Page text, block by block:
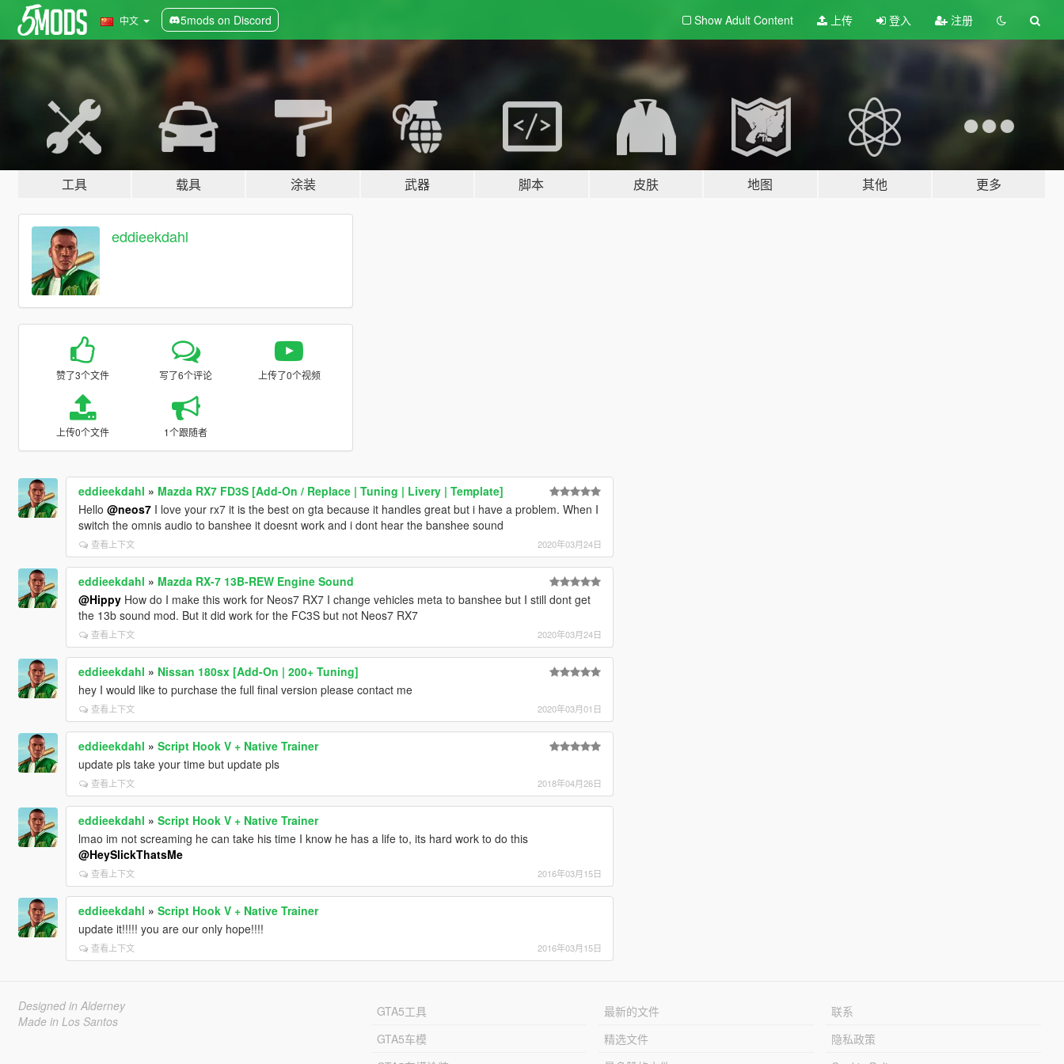
中文 5mods on Discord Show Adult Content 上传 登入 注册
工具 载具 涂装 武器 脚本 皮肤 地图 其他 更多
eddieekdahl
赞了3个文件 写了6个评论 上传了0个视频
上传0个文件 1个跟随者
eddieekdahl » Mazda RX7 FD3S [Add-On / Replace | Tuning | Livery | Template]
Hello @neos7I love your rx7 it is the best on gta because it handles great but i have a problem. When I
switch the omnis audio to banshee it doesnt work and i dont hear the banshee sound
查看上下文 2020年03月24日
eddieekdahl » Mazda RX-7 13B-REW Engine Sound
@HippyHow do I make this work for Neos7 RX7 I change vehicles meta to banshee but I still dont get
the 13b sound mod. But it did work for the FC3S but not Neos7 RX7
查看上下文 2020年03月24日
eddieekdahl » Nissan 180sx [Add-On | 200+ Tuning]
hey I would like to purchase the full final version please contact me
查看上下文 2020年03月01日
eddieekdahl » Script Hook V + Native Trainer
update pls take your time but update pls
查看上下文 2018年04月26日
eddieekdahl » Script Hook V + Native Trainer
lmao im not screaming he can take his time I know he has a life to, its hard work to do this
@HeySlickThatsMe
查看上下文 2016年03月15日
eddieekdahl » Script Hook V + Native Trainer
update it!!!!! you are our only hope!!!!
查看上下文 2016年03月15日
Designed in Alderney
Made in Los Santos
GTA5工具
GTA5车模
最新的文件
精选文件
联系
隐私政策